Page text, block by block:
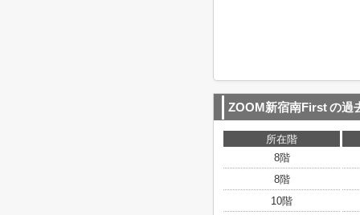
ZOOM新宿南Firstの過
所在階
8階
8階
10階